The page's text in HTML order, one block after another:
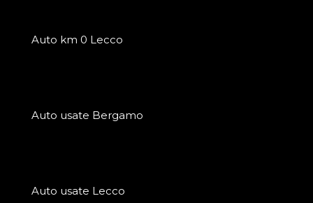
Auto km 0 Lecco
Auto usate Bergamo
Auto usate Lecco